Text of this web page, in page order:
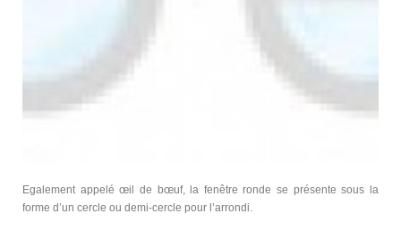
Egalement appelé œil de bœuf, la fenêtre ronde se présente sous la
forme d’un cercle ou demi-cercle pour l’arrondi.